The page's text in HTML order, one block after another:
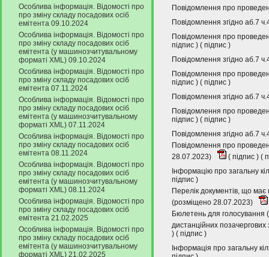
Особлива інформація. Відомості про
про зміну складу посадових осіб
емітента 09.10.2024
Особлива інформація. Відомості про
про зміну складу посадових осіб
емітента (у машинозчитувальному
форматі XML) 09.10.2024
Особлива інформація. Відомості про
про зміну складу посадових осіб
емітента 07.11.2024
Особлива інформація. Відомості про
про зміну складу посадових осіб
емітента (у машинозчитувальному
форматі XML) 07.11.2024
Особлива інформація. Відомості про
про зміну складу посадових осіб
емітента 08.11.2024
Особлива інформація. Відомості про
про зміну складу посадових осіб
емітента (у машинозчитувальному
форматі XML) 08.11.2024
Особлива інформація. Відомості про
про зміну складу посадових осіб
емітента 21.02.2025
Особлива інформація. Відомості про
про зміну складу посадових осіб
емітента (у машинозчитувальному
форматі XML) 21.02.2025
Повідомлення про
Повідомлення згідно аб.7
Повідомлення про
підпис ) ( підпис )
Повідомлення згідно аб.7
Повідомлення про
підпис ) ( підпис )
Повідомлення згідно аб.7
Повідомлення про
підпис ) ( підпис )
Повідомлення згідно аб.7
Повідомлення про
28.07.2023)
( підпис ) (
Інформацію про загальну
підпис )
Перелік документів, що
(розміщено 28.07.2023)
Бюлетень для голосування
дистанційних
) ( підпис )
Інформація про загальну